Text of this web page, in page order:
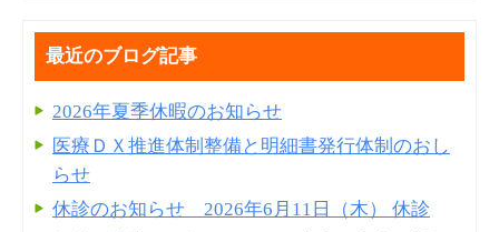
最近のブログ記事
2026年夏季休暇のお知らせ
医療ＤＸ推進体制整備と明細書発⾏体制のおし
らせ
休診のお知らせ 2026年6月11日（木） 休診